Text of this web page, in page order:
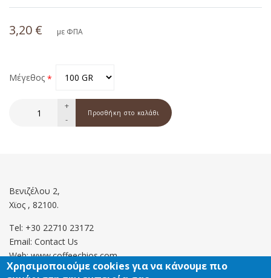
3,20 € με ΦΠΑ
Μέγεθος
-
+
Βενιζέλου 2,
Χϊος , 82100.
Tel: +30 22710 23172
Email: Contact Us
Web: www.coffeechios.com
Χρησιμοποιούμε cookies για να κάνουμε πιο